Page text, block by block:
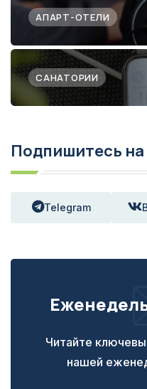
АПАРТ-ОТЕЛИ
САНАТОРИИ
Подпишитесь на
Telegram
Читайте
нашей